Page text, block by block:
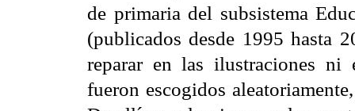
de primaria del subsistema
(publicados desde 1995 hasta
reparar en las ilustraciones
fueron escogidos